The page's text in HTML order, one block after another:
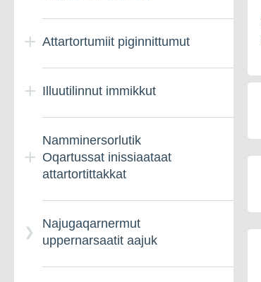
Attartortumiit piginnittumut
Nammineq pigisamik
paasissutissiineq
Illuutilinnut immikkut
Illumik piginnittut
nikinnerat – Nalunaarneq
Namminersorlutik
Oqartussat inissiaataat
attartortittakkat
Namminersorlutik
Oqartussat inissiaataat
Najugaqarnermut
uppernarsaatit aajuk